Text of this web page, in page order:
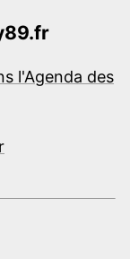
l'Agenda des